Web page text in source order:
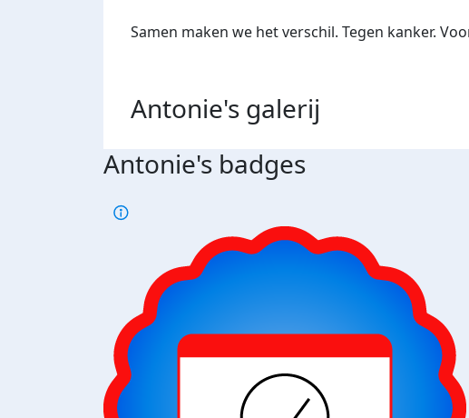
Samen maken we het verschil. Tegen kanker.
Antonie's galerij
Antonie's badges